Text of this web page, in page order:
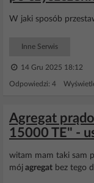
W jaki sposób
Inne Serwis
14 Gru 2025 18:12
Odpowiedzi: 4
Agregat
15000 TE" -
witam mam taki sam
mój agregat bez tego